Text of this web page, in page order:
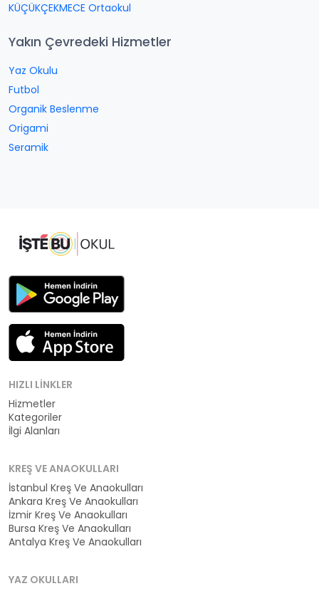
KÜÇÜKÇEKMECE Ortaokul
Yakın Çevredeki Hizmetler
Yaz Okulu
Futbol
Organik Beslenme
Origami
Seramik
HIZLI LINKLER
Hizmetler
Kategoriler
İlgi Alanları
KREŞ VE ANAOKULLARI
İstanbul Kreş Ve Anaokulları
Ankara Kreş Ve Anaokulları
İzmir Kreş Ve Anaokulları
Bursa Kreş Ve Anaokulları
Antalya Kreş Ve Anaokulları
YAZ OKULLARI